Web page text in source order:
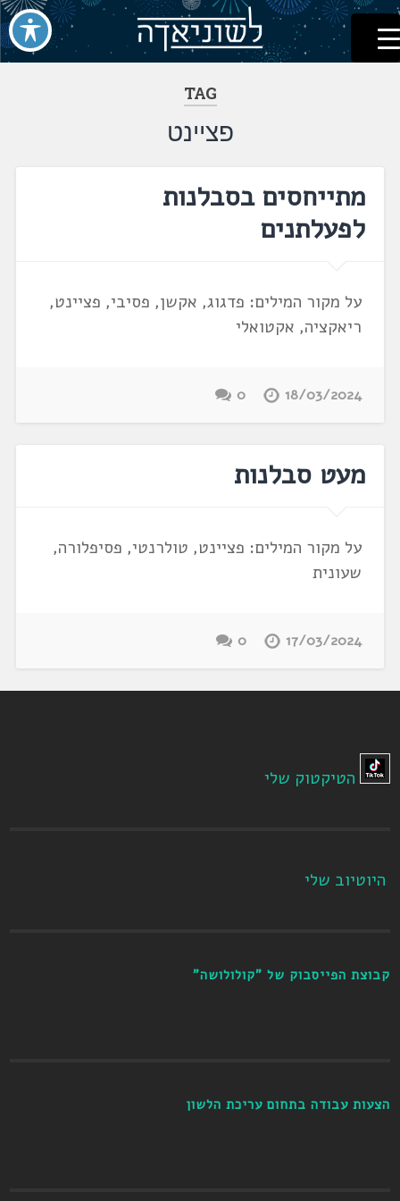
דלג
לתוכן
לשוניאדה
עברית. לשון. שפה
TAG
פציינט
מתייחסים בסבלנות
לפעלתנים
על מקור המילים: פדגוג, אקשן, פסיבי, פציינט,
ריאקציה, אקטואלי
18/03/2024
0
מעט סבלנות
על מקור המילים: פציינט, טולרנטי, פסיפלורה,
שעונית
17/03/2024
0
הטיקטוק שלי
היוטיוב שלי
קבוצת הפייסבוק של "קולולושה"
הצעות עבודה בתחום עריכת הלשון